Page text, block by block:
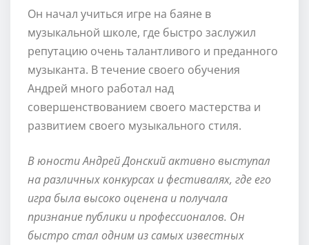
Он начал учиться игре на баяне в
музыкальной школе, где быстро заслужил
репутацию очень талантливого и преданного
музыканта. В течение своего обучения
Андрей много работал над
совершенствованием своего мастерства и
развитием своего музыкального стиля.
В юности Андрей Донский активно выступал
на различных конкурсах и фестивалях, где его
игра была высоко оценена и получала
признание публики и профессионалов. Он
быстро стал одним из самых известных